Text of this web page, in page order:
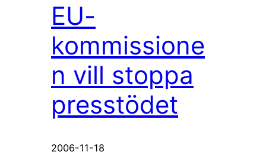
EU-
kommissione
n vill stoppa
presstödet
2006-11-18